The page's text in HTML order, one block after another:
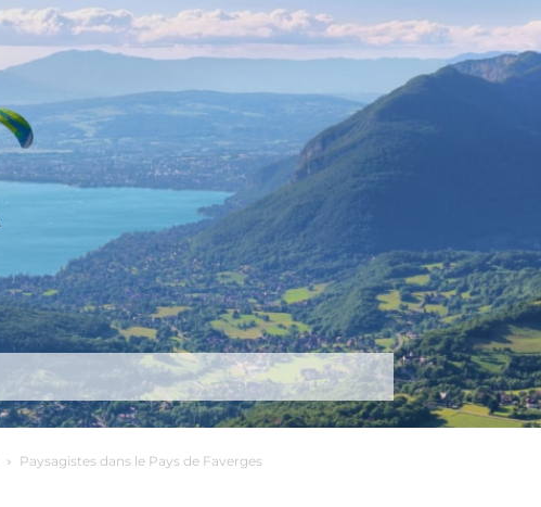
Alertez-nous Plus
Paysagistes dans le Pays de Faverges